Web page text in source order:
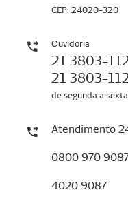
CEP: 24020-320
Ouvidoria
21 3803-
21 3803-
de segunda a
Atendimento
0800 970
4020 9087